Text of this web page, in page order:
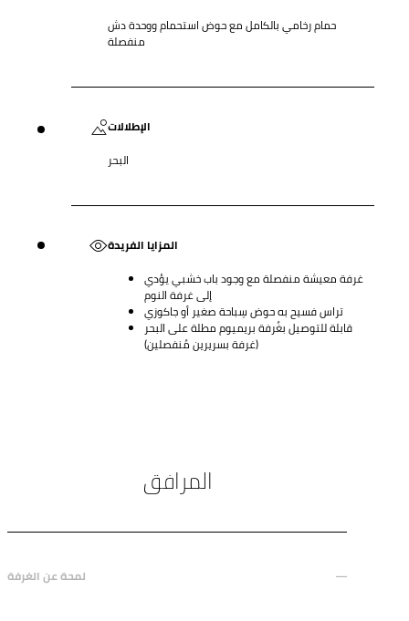
حمام رخامي بالكامل مع حوض استحمام ووحدة دش
منفصلة
الإطلالات
البحر
المزايا الفريدة
غرفة معيشة منفصلة مع وجود باب خشبي يؤدي
إلى غرفة النوم
تراس فسيح به حوض سِباحة صغير أو جاكوزي
قابلة للتوصيل بغُرفة بريميوم مطلة على البحر
(غرفة بسريرين مُنفصلين)
المرافق
لمحة عن الغرفة